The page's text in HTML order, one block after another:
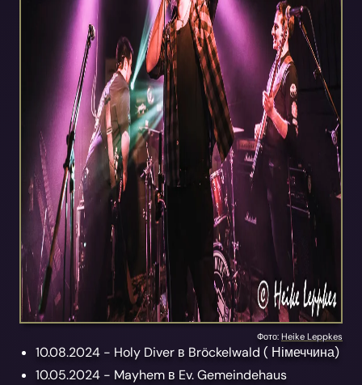
Фото: Heike Leppkes
10.08.2024 - Holy Diver в Bröckelwald ( Німеччина)
10.05.2024 - Mayhem в Ev. Gemeindehaus